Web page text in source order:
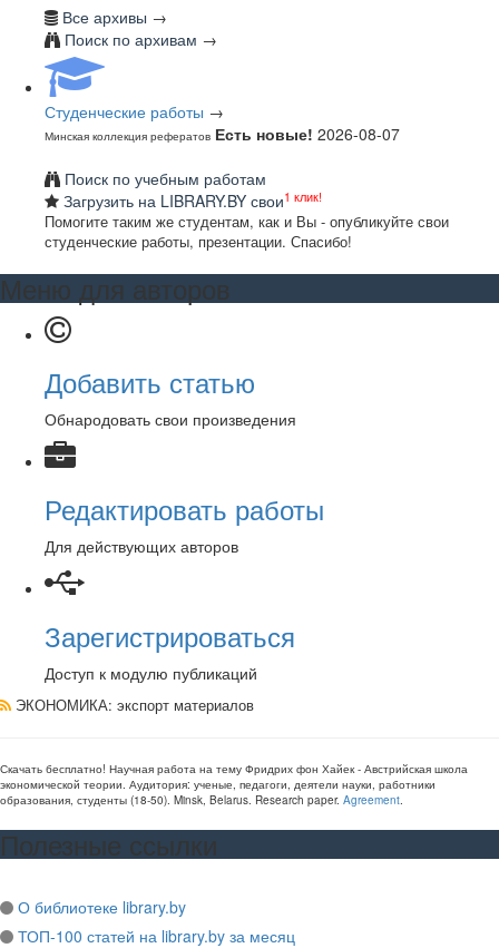
Все архивы →
Поиск по архивам →
Студенческие работы →
Минская коллекция рефератов Есть новые! 2026-08-07
Поиск по учебным работам
Загрузить на LIBRARY.BY свои1 клик!
Помогите таким же студентам, как и Вы - опубликуйте свои
студенческие работы, презентации. Спасибо!
Меню для авторов
Добавить статью
Обнародовать свои произведения
Редактировать работы
Для действующих авторов
Зарегистрироваться
Доступ к модулю публикаций
ЭКОНОМИКА: экспорт материалов
Скачать бесплатно! Научная работа на тему Фридрих фон Хайек - Австрийская школа
экономической теории. Аудитория: ученые, педагоги, деятели науки, работники
образования, студенты (18-50). Minsk, Belarus. Research paper. Agreement.
Полезные ссылки
О библиотеке library.by
ТОП-100 статей на library.by за месяц